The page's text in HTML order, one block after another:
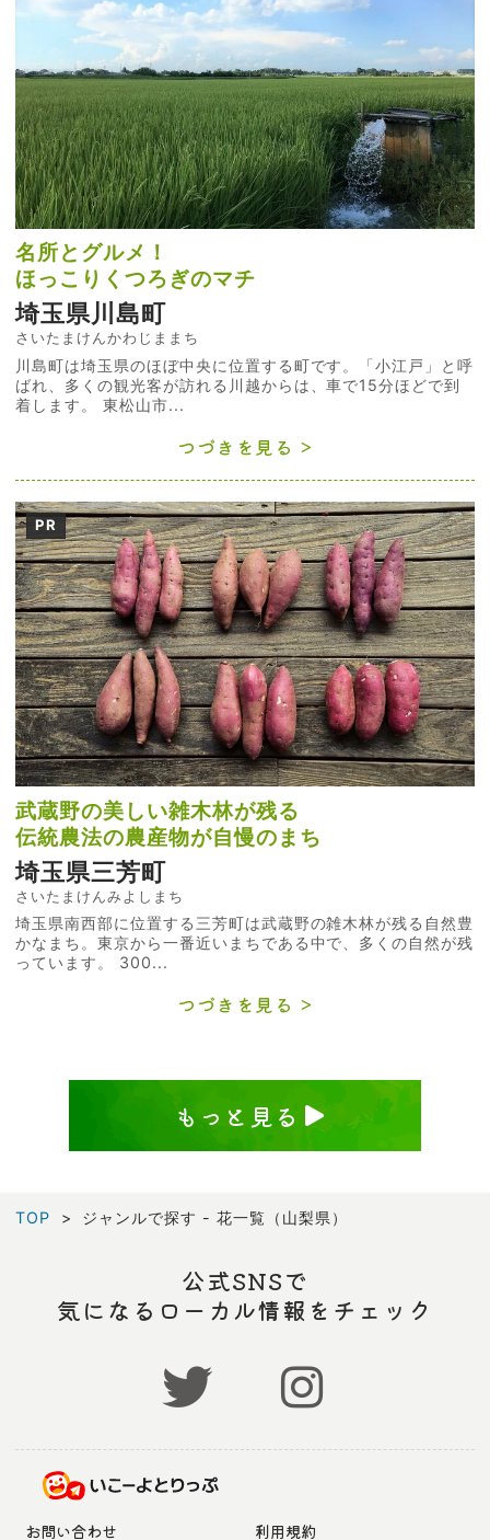
名所とグルメ！
ほっこりくつろぎのマチ
埼玉県川島町
さいたまけんかわじままち
川島町は埼玉県のほぼ中央に位置する町です。「小江戸」と呼
ばれ、多くの観光客が訪れる川越からは、車で15分ほどで到
着します。 東松山市...
つづきを見る
PR
武蔵野の美しい雑木林が残る
伝統農法の農産物が自慢のまち
埼玉県三芳町
さいたまけんみよしまち
埼玉県南西部に位置する三芳町は武蔵野の雑木林が残る自然豊
かなまち。東京から一番近いまちである中で、多くの自然が残
っています。 300...
つづきを見る
もっと見る
TOP ジャンルで探す - 花一覧（山梨県）
公式SNSで
気になるローカル情報をチェック
お問い合わせ 利用規約